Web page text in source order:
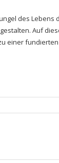
des Lebens
Auf
einer fundierten